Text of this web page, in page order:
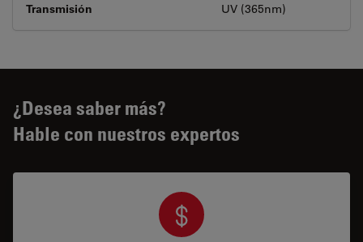
Transmisión UV (365nm)
¿Desea saber más?
Hable con nuestros expertos